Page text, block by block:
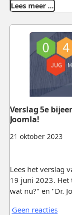
Lees meer …
21 oktober 2023
Verslag 5e
Joomla!
Lees het verslag
19 juni 2023. Het
wat nu?" en "Dr.
Geen reacties